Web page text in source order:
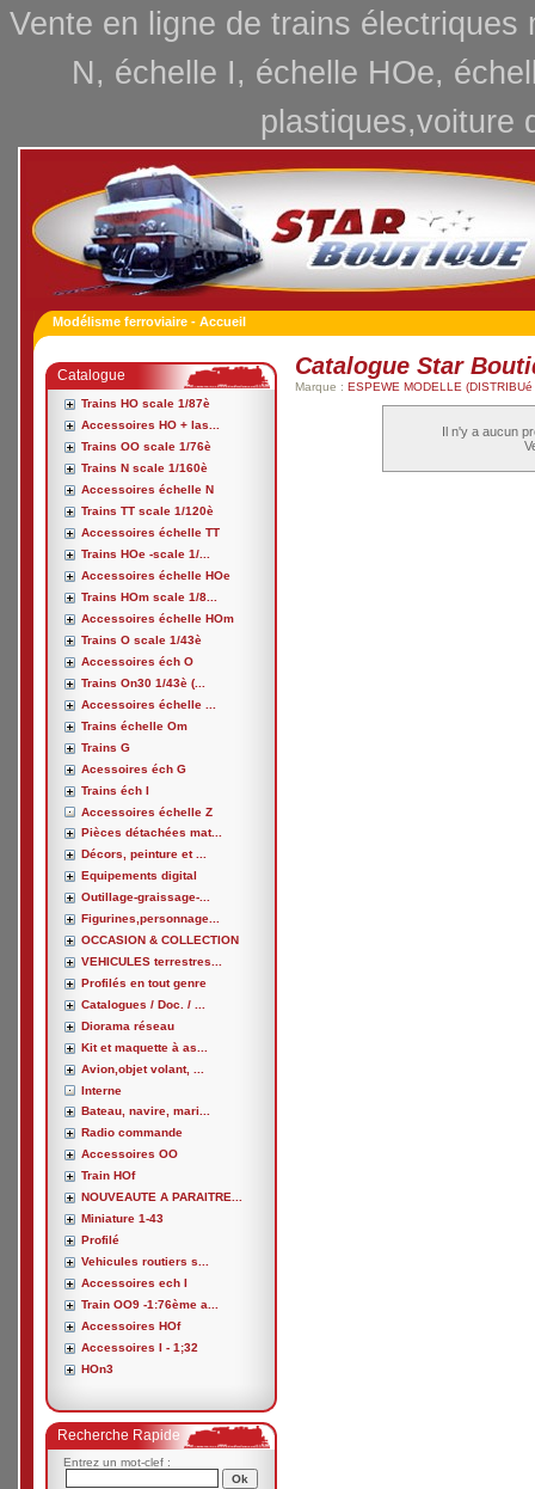
Vente en ligne de trains
N, échelle I, échelle HOe,
plastiques,voiture
Modélisme ferroviaire - Accueil
Catalogue
Trains HO scale 1/87è
Accessoires HO + las...
Trains OO scale 1/76è
Trains N scale 1/160è
Accessoires échelle N
Trains TT scale 1/120è
Accessoires échelle TT
Trains HOe -scale 1/...
Accessoires échelle HOe
Trains HOm scale 1/8...
Accessoires échelle HOm
Trains O scale 1/43è
Accessoires éch O
Trains On30 1/43è (...
Accessoires échelle ...
Trains échelle Om
Trains G
Acessoires éch G
Trains éch I
Accessoires échelle Z
Pièces détachées mat...
Décors, peinture et ...
Equipements digital
Outillage-graissage-...
Figurines,personnage...
OCCASION & COLLECTION
VEHICULES terrestres...
Profilés en tout genre
Catalogues / Doc. / ...
Diorama réseau
Kit et maquette à as...
Avion,objet volant, ...
Interne
Bateau, navire, mari...
Radio commande
Accessoires OO
Train HOf
NOUVEAUTE A PARAITRE...
Miniature 1-43
Profilé
Vehicules routiers s...
Accessoires ech I
Train OO9 -1:76ème a...
Accessoires HOf
Accessoires I - 1;32
HOn3
Recherche Rapide
Entrez un mot-clef :
Catalogue Star
Marque : ESPEWE MODELLE (DISTRIBUé
Il n'y a aucun